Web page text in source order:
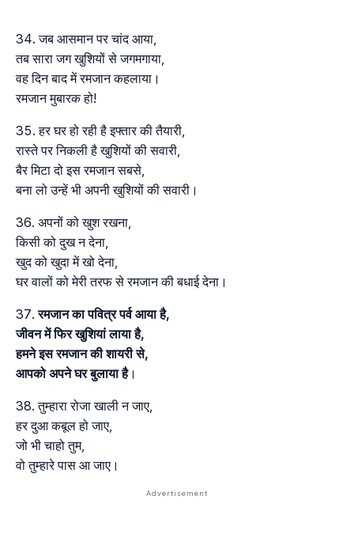
जब आसमान पर चांद आया,
तब सारा जग खुशियों से जगमगाया,
वह दिन बाद में रमजान कहलाया।
रमजान मुबारक हो!
हर घर हो रही है इफ्तार की तैयारी,
रास्ते पर निकली है खुशियों की सवारी,
बैर मिटा दो इस रमजान सबसे,
बना लो उन्हें भी अपनी खुशियों की सवारी।
अपनों को खुश रखना,
किसी को दुख न देना,
खुद को खुदा में खो देना,
घर वालों को मेरी तरफ से रमजान की बधाई देना।
रमजान का पवित्र पर्व आया है,
जीवन में फिर खुशियां लाया है,
हमने इस रमजान की शायरी से,
आपको अपने घर बुलाया है।
तुम्हारा रोजा खाली न जाए,
हर दुआ कबूल हो जाए,
जो भी चाहो तुम,
वो तुम्हारे पास आ जाए।